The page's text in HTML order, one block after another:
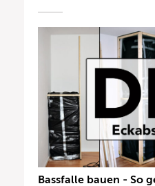
Bassfalle bauen - So